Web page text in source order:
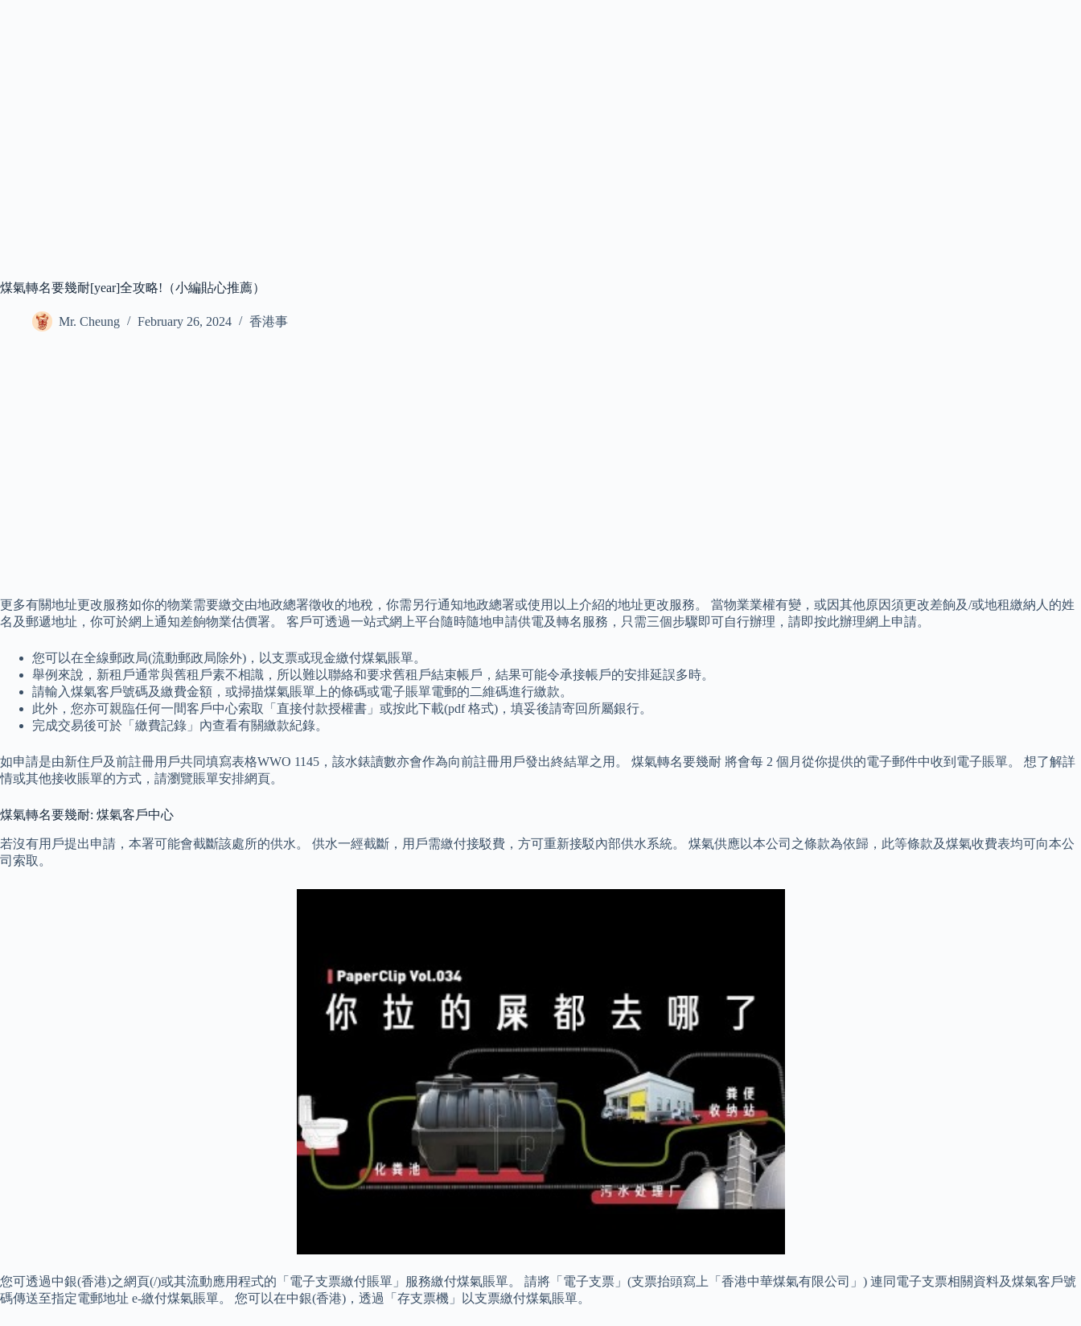
煤氣轉名要幾耐[year]全攻略!（小編貼心推薦）
Mr. Cheung February 26, 2024 香港事
更多有關地址更改服務如你的物業需要繳交由地政總署徵收的地稅，你需另行通知地政總署或使用以上介紹的地址更改服務。 當物業業權有變，或因其他原因須更改差餉及/或地租繳納人的姓
名及郵遞地址，你可於網上通知差餉物業估價署。 客戶可透過一站式網上平台隨時隨地申請供電及轉名服務，只需三個步驟即可自行辦理，請即按此辦理網上申請。
您可以在全線郵政局(流動郵政局除外)，以支票或現金繳付煤氣賬單。
舉例來說，新租戶通常與舊租戶素不相識，所以難以聯絡和要求舊租戶結束帳戶，結果可能令承接帳戶的安排延誤多時。
請輸入煤氣客戶號碼及繳費金額，或掃描煤氣賬單上的條碼或電子賬單電郵的二維碼進行繳款。
此外，您亦可親臨任何一間客戶中心索取「直接付款授權書」或按此下載(pdf 格式)，填妥後請寄回所屬銀行。
完成交易後可於「繳費記錄」內查看有關繳款紀錄。
如申請是由新住戶及前註冊用戶共同填寫表格WWO 1145，該水錶讀數亦會作為向前註冊用戶發出終結單之用。 煤氣轉名要幾耐 將會每 2 個月從你提供的電子郵件中收到電子賬單。 想了解詳
情或其他接收賬單的方式，請瀏覽賬單安排網頁。
煤氣轉名要幾耐: 煤氣客戶中心
若沒有用戶提出申請，本署可能會截斷該處所的供水。 供水一經截斷，用戶需繳付接駁費，方可重新接駁內部供水系統。 煤氣供應以本公司之條款為依歸，此等條款及煤氣收費表均可向本公
司索取。
您可透過中銀(香港)之網頁(/)或其流動應用程式的「電子支票繳付賬單」服務繳付煤氣賬單。 請將「電子支票」(支票抬頭寫上「香港中華煤氣有限公司」) 連同電子支票相關資料及煤氣客戶號
碼傳送至指定電郵地址 e-繳付煤氣賬單。 您可以在中銀(香港)，透過「存支票機」以支票繳付煤氣賬單。